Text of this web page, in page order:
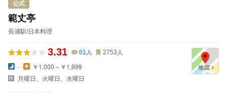
公式
範丈亭
長浦駅/日本料理
3.31 61 人 2753 人
-
￥1,000～￥1,999
月曜日、火曜日、水曜日